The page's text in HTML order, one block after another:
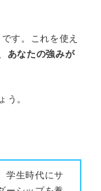
です。これを使え
あなたの強みが
う。
学生時代にサ
に回答！